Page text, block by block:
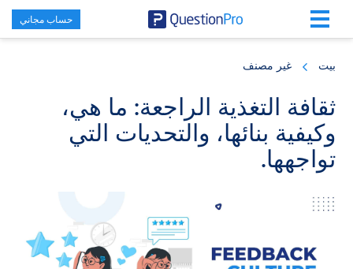
content
حساب مجاني
بيت غير مصنف
ثقافة التغذية الراجعة: ما هي،
وكيفية بنائها، والتحديات التي
تواجهها.